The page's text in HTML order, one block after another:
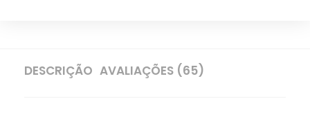
DESCRIÇÃO AVALIAÇÕES (65)